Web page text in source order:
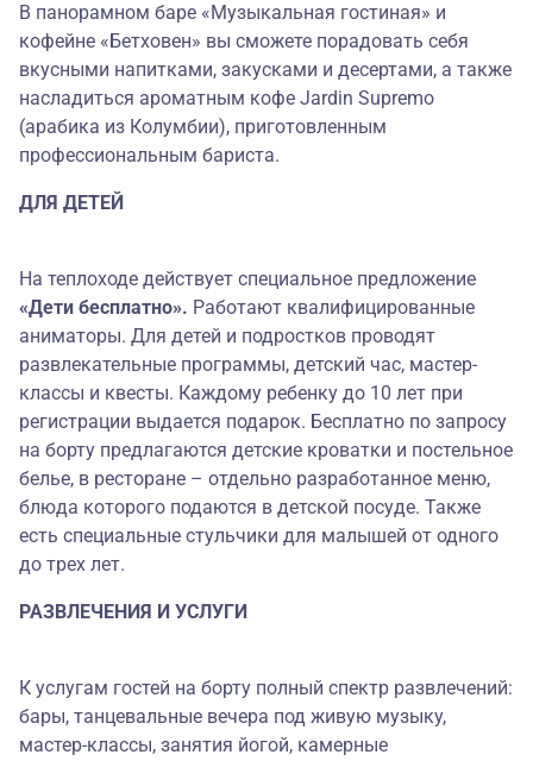
В панорамном баре «Музыкальная гостиная» и
кофейне «Бетховен» вы сможете порадовать себя
вкусными напитками, закусками и десертами, а также
насладиться ароматным кофе Jardin Supremo
(арабика из Колумбии), приготовленным
профессиональным бариста.
ДЛЯ ДЕТЕЙ
На теплоходе действует специальное предложение
«Дети бесплатно». Работают квалифицированные
аниматоры. Для детей и подростков проводят
развлекательные программы, детский час, мастер-
классы и квесты. Каждому ребенку до 10 лет при
регистрации выдается подарок. Бесплатно по запросу
на борту предлагаются детские кроватки и постельное
белье, в ресторане – отдельно разработанное меню,
блюда которого подаются в детской посуде. Также
есть специальные стульчики для малышей от одного
до трех лет.
РАЗВЛЕЧЕНИЯ И УСЛУГИ
К услугам гостей на борту полный спектр развлечений:
бары, танцевальные вечера под живую музыку,
мастер-классы, занятия йогой, камерные